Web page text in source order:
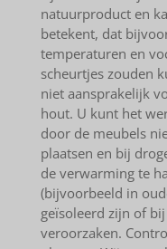
natuurproduct en
betekent, dat
temperaturen en
scheurtjes zouden
niet aansprakelijk
hout. U kunt het
door de meubels
plaatsen en bij
de verwarming te
(bijvoorbeeld in
geïsoleerd zijn of
veroorzaken.